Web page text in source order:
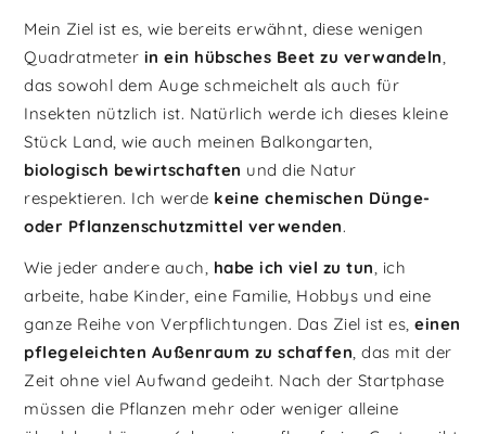
Mein Ziel ist es, wie bereits erwähnt, diese wenigen
Quadratmeter in ein hübsches Beet zu verwandeln,
das sowohl dem Auge schmeichelt als auch für
Insekten nützlich ist. Natürlich werde ich dieses kleine
Stück Land, wie auch meinen Balkongarten,
biologisch bewirtschaften und die Natur
respektieren. Ich werde keine chemischen Dünge-
oder Pflanzenschutzmittel verwenden.
Wie jeder andere auch, habe ich viel zu tun, ich
arbeite, habe Kinder, eine Familie, Hobbys und eine
ganze Reihe von Verpflichtungen. Das Ziel ist es,einen
pflegeleichten Außenraum zu schaffen, das mit der
Zeit ohne viel Aufwand gedeiht. Nach der Startphase
müssen die Pflanzen mehr oder weniger alleine